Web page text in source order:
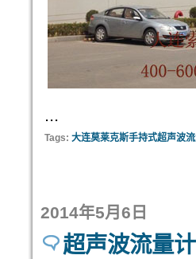
...
Tags: 大连莫莱克斯手持式超声波
2014年5月6日
超声波流量